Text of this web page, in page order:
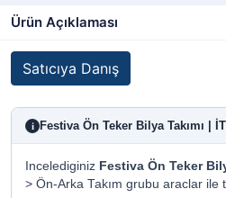
Ürün Açıklaması
Satıcıya Danış
i Festiva Ön Teker Bilya Takımı |
Incelediginiz Festiva Ön Teker
> Ön-Arka Takım grubu araclar ile